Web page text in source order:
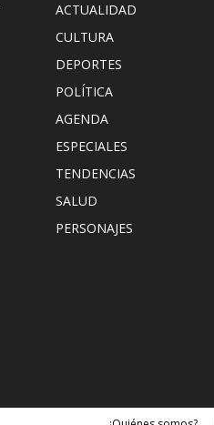
ACTUALIDAD
CULTURA
DEPORTES
POLÍTICA
AGENDA
ESPECIALES
TENDENCIAS
SALUD
PERSONAJES